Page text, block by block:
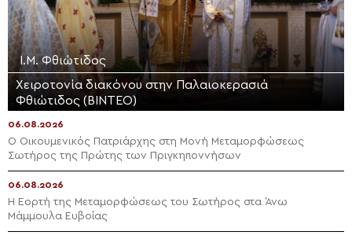
Ι.Μ. Φθιώτιδος
Χειροτονία διακόνου στην Παλαιοκερασιά
Φθιώτιδος (ΒΙΝΤΕΟ)
06.08.2026
Ο Οικουμενικός Πατριάρχης στη Μονή Μεταμορφώσεως
Σωτήρος της Πρώτης των Πριγκηποννήσων
06.08.2026
Η Εορτή της Μεταμορφώσεως του Σωτήρος στα Άνω
Μάμμουλα Ευβοίας